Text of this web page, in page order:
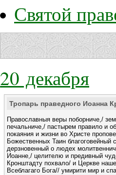
Святой
20 декабря
Тропарь праведного Иоанна
Православныя веры поборниче,/
печальниче,/ пастырем правило и
покаяния и жизни во Христе
Божественных Таин благоговейный
дерзновенный о людех
Иоанне,/ целителю и предивный
Кронштадту похвало/ и Церкве
Всеблагаго Бога// умирити мир и